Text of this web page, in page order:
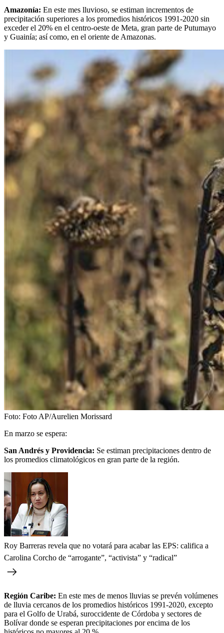
Amazonía: En este mes lluvioso, se estiman incrementos de
precipitación superiores a los promedios históricos 1991-2020 sin
exceder el 20% en el centro-oeste de Meta, gran parte de Putumayo
y Guainía; así como, en el oriente de Amazonas.
Foto: Foto AP/Aurelien Morissard
En marzo se espera:
San Andrés y Providencia: Se estiman precipitaciones dentro de
los promedios climatológicos en gran parte de la región.
Roy Barreras revela que no votará para acabar las EPS: califica a
Carolina Corcho de “arrogante”, “activista” y “radical”
Región Caribe: En este mes de menos lluvias se prevén volúmenes
de lluvia cercanos de los promedios históricos 1991-2020, excepto
para el Golfo de Urabá, suroccidente de Córdoba y sectores de
Bolívar donde se esperan precipitaciones por encima de los